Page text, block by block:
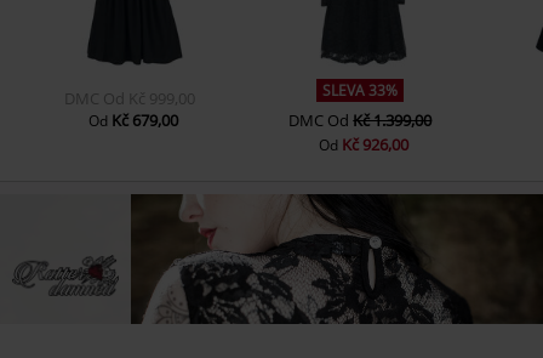
DMC Od Kč 999,00
Od Kč 679,00
SLEVA 33%
DMC OdKč 1.399,00
Od Kč 926,00